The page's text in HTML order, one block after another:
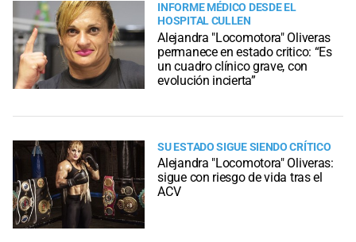
INFORME MÉDICO DESDE EL
HOSPITAL CULLEN
Alejandra "Locomotora" Oliveras
permanece en estado critico: “Es
un cuadro clínico grave, con
evolución incierta”
SU ESTADO SIGUE SIENDO CRÍTICO
Alejandra "Locomotora" Oliveras:
sigue con riesgo de vida tras el
ACV